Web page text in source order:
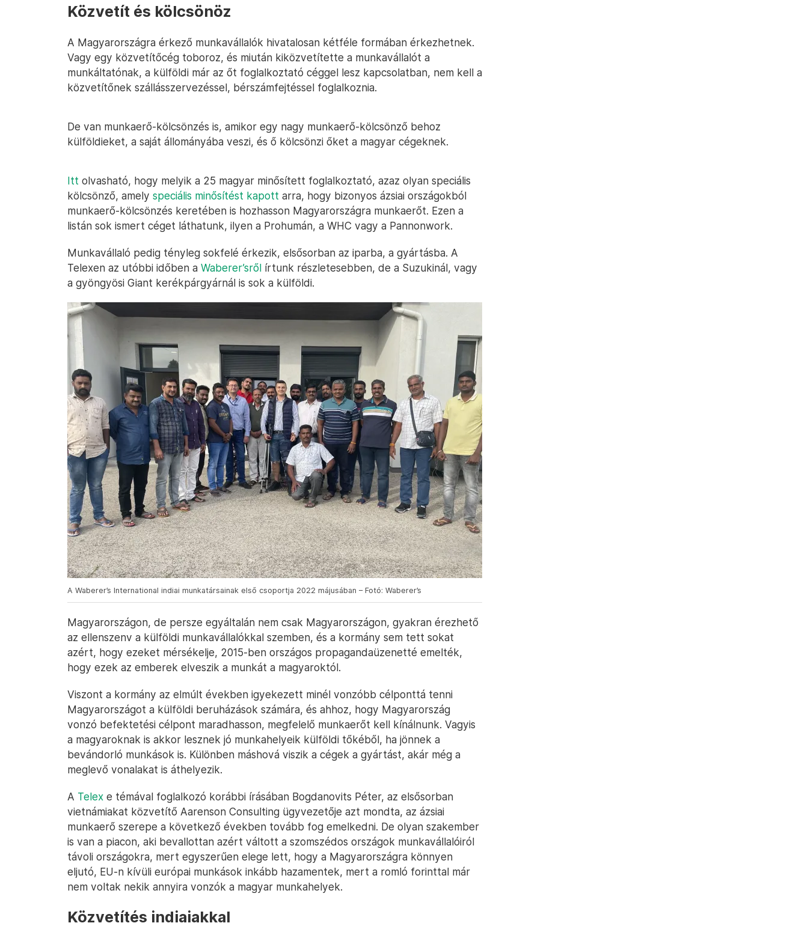
Közvetít és kölcsönöz
A Magyarországra érkező munkavállalók hivatalosan kétféle formában érkezhetnek.
Vagy egy közvetítőcég toboroz, és miután kiközvetítette a munkavállalót a
munkáltatónak, a külföldi már az őt foglalkoztató céggel lesz kapcsolatban, nem kell a
közvetítőnek szállásszervezéssel, bérszámfejtéssel foglalkoznia.
De van munkaerő-kölcsönzés is, amikor egy nagy munkaerő-kölcsönző behoz
külföldieket, a saját állományába veszi, és ő kölcsönzi őket a magyar cégeknek.
Itt olvasható, hogy melyik a 25 magyar minősített foglalkoztató, azaz olyan speciális
kölcsönző, amely speciális minősítést kapott arra, hogy bizonyos ázsiai országokból
munkaerő-kölcsönzés keretében is hozhasson Magyarországra munkaerőt. Ezen a
listán sok ismert céget láthatunk, ilyen a Prohumán, a WHC vagy a Pannonwork.
Munkavállaló pedig tényleg sokfelé érkezik, elsősorban az iparba, a gyártásba. A
Telexen az utóbbi időben a Waberer’sről írtunk részletesebben, de a Suzukinál, vagy
a gyöngyösi Giant kerékpárgyárnál is sok a külföldi.
A Waberer’s International indiai munkatársainak első csoportja 2022 májusában – Fotó: Waberer’s
Magyarországon, de persze egyáltalán nem csak Magyarországon, gyakran érezhető
az ellenszenv a külföldi munkavállalókkal szemben, és a kormány sem tett sokat
azért, hogy ezeket mérsékelje, 2015-ben országos propagandaüzenetté emelték,
hogy ezek az emberek elveszik a munkát a magyaroktól.
Viszont a kormány az elmúlt években igyekezett minél vonzóbb célponttá tenni
Magyarországot a külföldi beruházások számára, és ahhoz, hogy Magyarország
vonzó befektetési célpont maradhasson, megfelelő munkaerőt kell kínálnunk. Vagyis
a magyaroknak is akkor lesznek jó munkahelyeik külföldi tőkéből, ha jönnek a
bevándorló munkások is. Különben máshová viszik a cégek a gyártást, akár még a
meglevő vonalakat is áthelyezik.
A Telex e témával foglalkozó korábbi írásában Bogdanovits Péter, az elsősorban
vietnámiakat közvetítő Aarenson Consulting ügyvezetője azt mondta, az ázsiai
munkaerő szerepe a következő években tovább fog emelkedni. De olyan szakember
is van a piacon, aki bevallottan azért váltott a szomszédos országok munkavállalóiról
távoli országokra, mert egyszerűen elege lett, hogy a Magyarországra könnyen
eljutó, EU-n kívüli európai munkások inkább hazamentek, mert a romló forinttal már
nem voltak nekik annyira vonzók a magyar munkahelyek.
Közvetítés indiaiakkal